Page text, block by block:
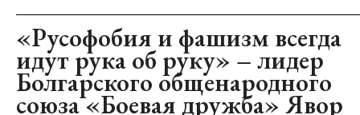
«Русофобия и фашизм всегда
идут рука об руку» – лидер
Болгарского общенародного
союза «Боевая дружба» Явор